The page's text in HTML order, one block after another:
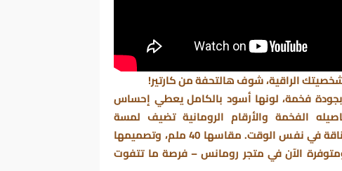
الراقية، شوف هالتحفة من كارتير!
بجودة فخمة، لونها أسود بالكامل يعطي إحساس
الفخمة والأرقام الرومانية تضيف لمسة
كلاسيكية، والسوار المطاطي يعطيك راحة وأناقة في نفس الوقت. مقاسها 40 ملم، وتصميمها
الآن في متجر رومانس – فرصة ما تتفوت